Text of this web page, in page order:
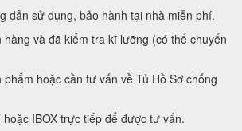
dẫn sử dụng, bảo hành tại nhà miễn phí.
và đã kiểm tra kĩ lưỡng (có thể chuyển
phẩm hoặc cần tư vấn về Tủ Hồ Sơ chống
IBOX trực tiếp để được tư vấn.